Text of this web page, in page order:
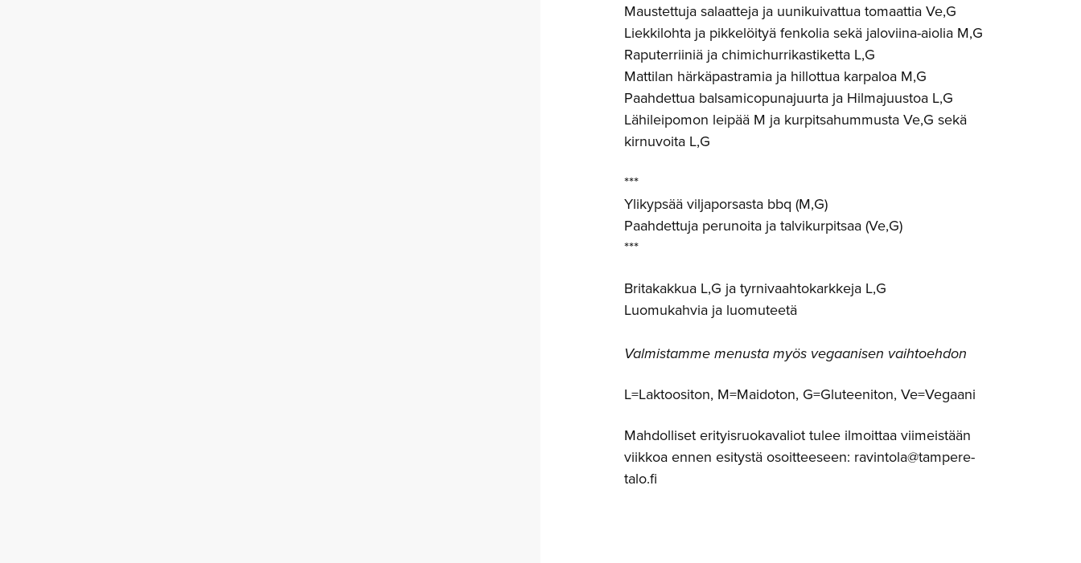
Maustettuja salaatteja ja uunikuivattua tomaattia Ve,G
Liekkilohta ja pikkelöityä fenkolia sekä jaloviina-aiolia M,G
Raputerriiniä ja chimichurrikastiketta L,G
Mattilan härkäpastramia ja hillottua karpaloa M,G
Paahdettua balsamicopunajuurta ja Hilmajuustoa L,G
Lähileipomon leipää M ja kurpitsahummusta Ve,G sekä
kirnuvoita L,G
***
Ylikypsää viljaporsasta bbq (M,G)
Paahdettuja perunoita ja talvikurpitsaa (Ve,G)
***
Britakakkua L,G ja tyrnivaahtokarkkeja L,G
Luomukahvia ja luomuteetä
Valmistamme menusta myös vegaanisen vaihtoehdon
L=Laktoositon, M=Maidoton, G=Gluteeniton, Ve=Vegaani
Mahdolliset erityisruokavaliot tulee ilmoittaa viimeistään
viikkoa ennen esitystä osoitteeseen: ravintola@tampere-
talo.fi